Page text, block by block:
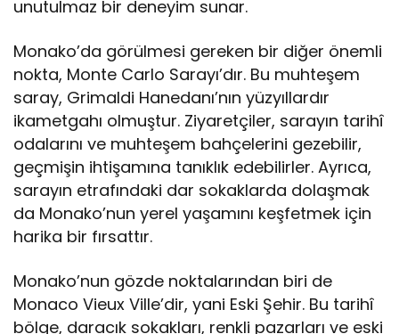
unutulmaz bir deneyim sunar.
Monako’da görülmesi gereken bir diğer önemli
nokta, Monte Carlo Sarayı’dır. Bu muhteşem
saray, Grimaldi Hanedanı’nın yüzyıllardır
ikametgahı olmuştur. Ziyaretçiler, sarayın tarihî
odalarını ve muhteşem bahçelerini gezebilir,
geçmişin ihtişamına tanıklık edebilirler. Ayrıca,
sarayın etrafındaki dar sokaklarda dolaşmak
da Monako’nun yerel yaşamını keşfetmek için
harika bir fırsattır.
Monako’nun gözde noktalarından biri de
Monaco Vieux Ville’dir, yani Eski Şehir. Bu tarihî
bölge, daracık sokakları, renkli pazarları ve eski